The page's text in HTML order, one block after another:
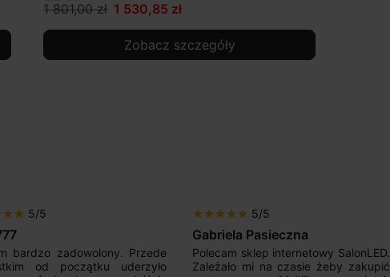
1 801,00 zł 1 530,85 zł
Zobacz szczegóły
star star 5/5
bardzo zadowolony. Przede
od początku uderzyło
star star star star star 5/5
Gabriela Pasieczna
Polecam sklep internetowy SalonLED.
Zależało mi na czasie żeby zakupić